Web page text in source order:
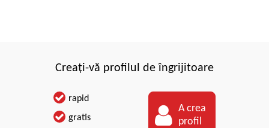
Creați-vă profilul de îngrijitoare
A crea
profil
rapid
gratis